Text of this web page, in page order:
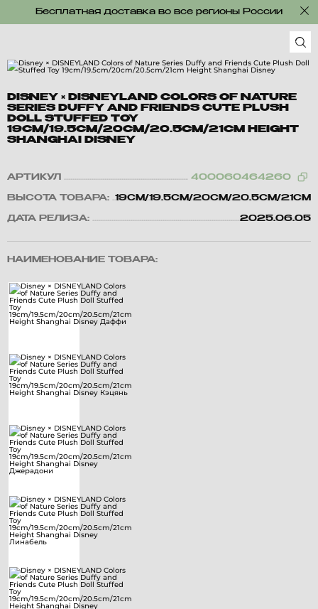
Бесплатная доставка во все регионы России
DISNEY × DISNEYLAND COLORS OF NATURE
SERIES DUFFY AND FRIENDS CUTE PLUSH
DOLL STUFFED TOY
19CM/19.5CM/20CM/20.5CM/21CM HEIGHT
SHANGHAI DISNEY
АРТИКУЛ 400060464260
ВЫСОТА ТОВАРА: 19CM/19.5CM/20CM/20.5CM/21CM
ДАТА РЕЛИЗА: 2025.06.05
НАИМЕНОВАНИЕ ТОВАРА: